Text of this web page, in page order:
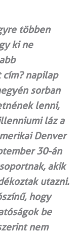
többen
ki ne
napilap
sorban
lenni,
láz a
Denver
30-án
akik
utazni.
hogy
be
nem